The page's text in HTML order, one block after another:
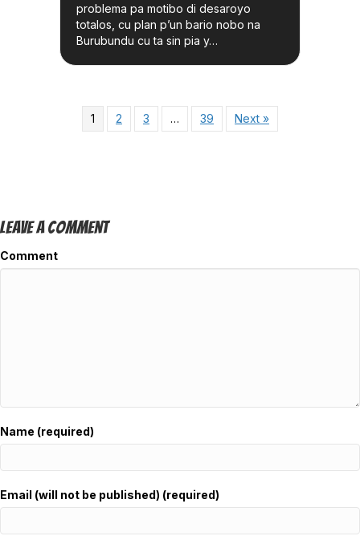
problema pa motibo di desaroyo
totalos, cu plan p’un bario nobo na
Burubundu cu ta sin pia y…
1 2 3 … 39 Next »
Leave A Comment
Comment
Name (required)
Email (will not be published) (required)